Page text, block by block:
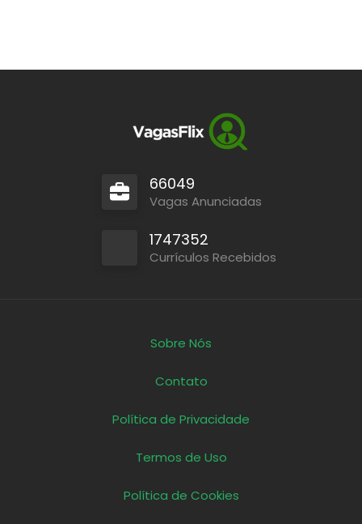
66049
Vagas Anunciadas
1747352
Currículos Recebidos
Sobre Nós
Contato
Política de Privacidade
Termos de Uso
Política de Cookies